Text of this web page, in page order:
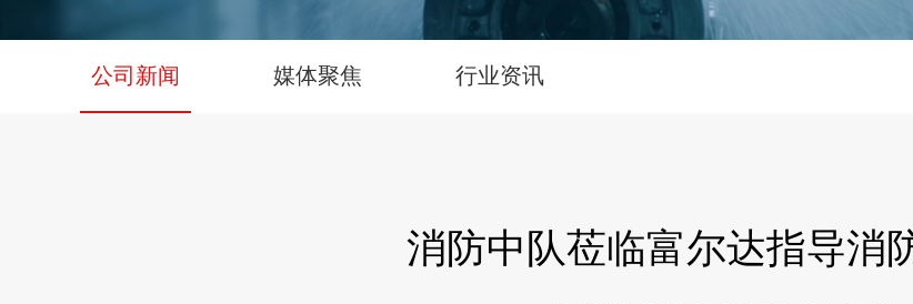
公司新闻 媒体聚焦 行业资讯
消防中队莅临富尔达指导消